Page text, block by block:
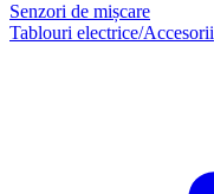
Senzori de mișcare
Tablouri electrice/Accesorii